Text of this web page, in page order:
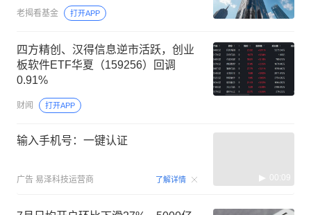
老揭看基金 打开APP
四方精创、汉得信息逆市活跃，创业
板软件ETF华夏（159256）回调
0.91%
财闻 打开APP
输入手机号：一键认证
广告 易泽科技运营商 了解详情 00:09